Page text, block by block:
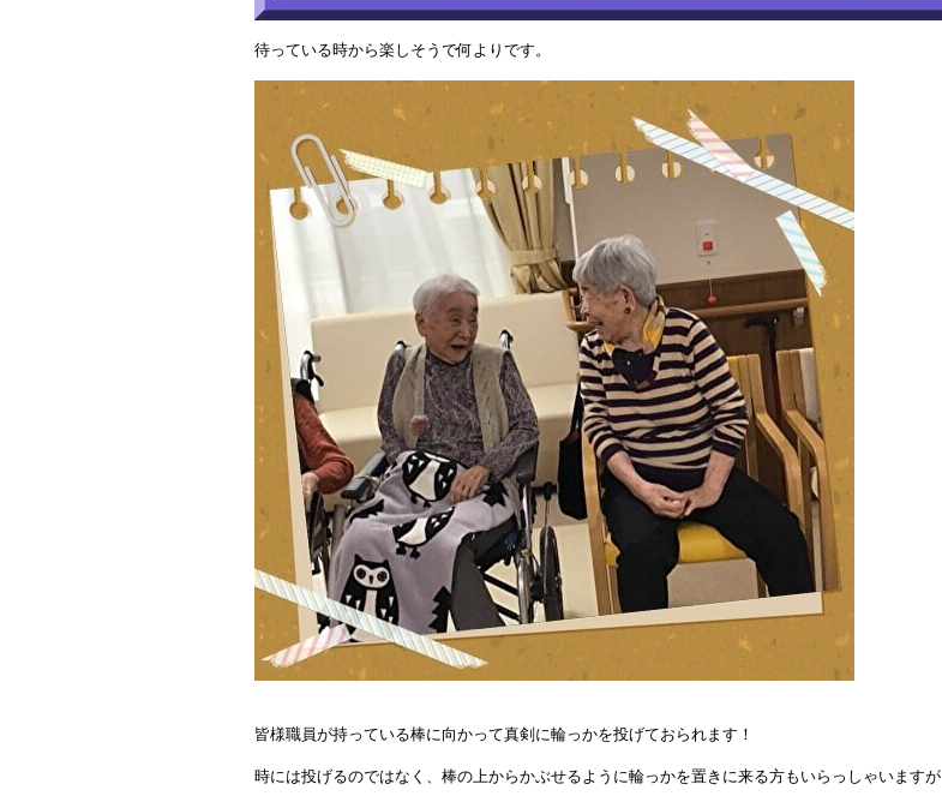
待っている時から楽しそうで何よりです。
皆様職員が持っている棒に向かって真剣に輪っかを投げておられます！
時には投げるのではなく、棒の上からかぶせるように輪っかを置きに来る方もいらっしゃいますが